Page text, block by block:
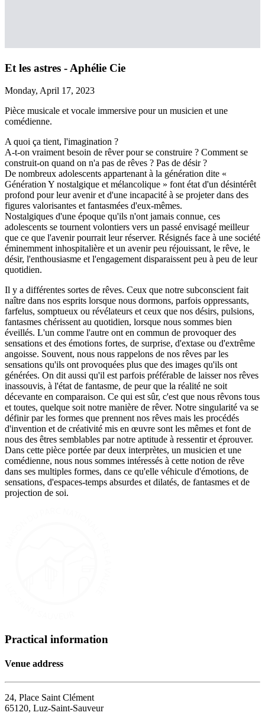
Et les astres - Aphélie Cie
Monday, April 17, 2023
Pièce musicale et vocale immersive pour un musicien et une
comédienne.
A quoi ça tient, l'imagination ?
A-t-on vraiment besoin de rêver pour se construire ? Comment se
construit-on quand on n'a pas de rêves ? Pas de désir ?
De nombreux adolescents appartenant à la génération dite «
Génération Y nostalgique et mélancolique » font état d'un désintérêt
profond pour leur avenir et d'une incapacité à se projeter dans des
figures valorisantes et fantasmées d'eux-mêmes.
Nostalgiques d'une époque qu'ils n'ont jamais connue, ces
adolescents se tournent volontiers vers un passé envisagé meilleur
que ce que l'avenir pourrait leur réserver. Résignés face à une société
éminemment inhospitalière et un avenir peu réjouissant, le rêve, le
désir, l'enthousiasme et l'engagement disparaissent peu à peu de leur
quotidien.
Il y a différentes sortes de rêves. Ceux que notre subconscient fait
naître dans nos esprits lorsque nous dormons, parfois oppressants,
farfelus, somptueux ou révélateurs et ceux que nos désirs, pulsions,
fantasmes chérissent au quotidien, lorsque nous sommes bien
éveillés. L'un comme l'autre ont en commun de provoquer des
sensations et des émotions fortes, de surprise, d'extase ou d'extrême
angoisse. Souvent, nous nous rappelons de nos rêves par les
sensations qu'ils ont provoquées plus que des images qu'ils ont
générées. On dit aussi qu'il est parfois préférable de laisser nos rêves
inassouvis, à l'état de fantasme, de peur que la réalité ne soit
décevante en comparaison. Ce qui est sûr, c'est que nous rêvons tous
et toutes, quelque soit notre manière de rêver. Notre singularité va se
définir par les formes que prennent nos rêves mais les procédés
d'invention et de créativité mis en œuvre sont les mêmes et font de
nous des êtres semblables par notre aptitude à ressentir et éprouver.
Dans cette pièce portée par deux interprètes, un musicien et une
comédienne, nous nous sommes intéressés à cette notion de rêve
dans ses multiples formes, dans ce qu'elle véhicule d'émotions, de
sensations, d'espaces-temps absurdes et dilatés, de fantasmes et de
projection de soi.
Practical information
Venue address
24, Place Saint Clément
65120, Luz-Saint-Sauveur